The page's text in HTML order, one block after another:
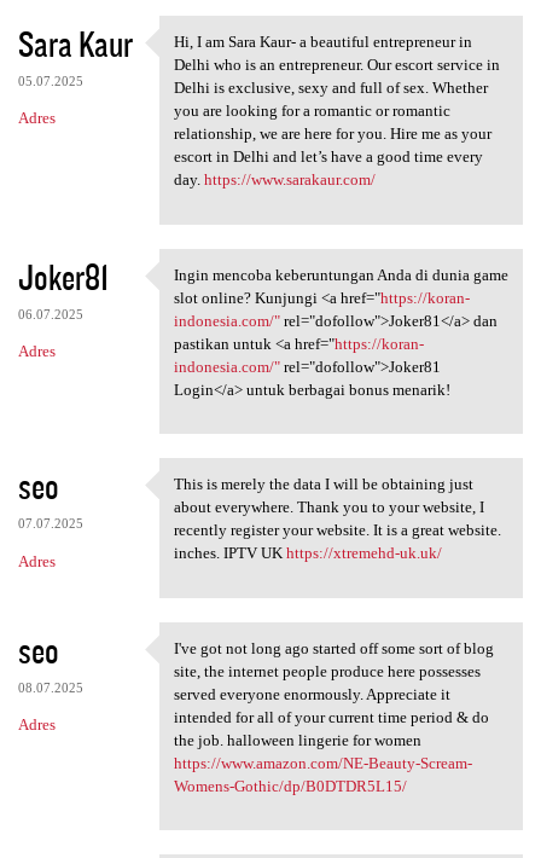
Sara Kaur
05.07.2025
Adres
Hi, I am Sara Kaur- a
Hi, I am Sara Kaur- a beautiful entrepreneur in
Delhi who is an entrepreneur. Our escort service in
Delhi is exclusive, sexy and full of sex. Whether
you are looking for a romantic or romantic
relationship, we are here for you. Hire me as your
escort in Delhi and let’s have a good time every
day. https://www.sarakaur.com/
Joker81
06.07.2025
Adres
Ingin mencoba keberuntungan
Ingin mencoba keberuntungan Anda di dunia game
slot online? Kunjungi <a href="https://koran-
indonesia.com/"rel="dofollow">Joker81</a> dan
pastikan untuk <a href="https://koran-
indonesia.com/"rel="dofollow">Joker81
Login</a> untuk berbagai bonus menarik!
seo
07.07.2025
Adres
This is merely the data I
This is merely the data I will be obtaining just
about everywhere. Thank you to your website, I
recently register your website. It is a great website.
inches. IPTV UK https://xtremehd-uk.uk/
seo
08.07.2025
Adres
I've got not long ago started
I've got not long ago started off some sort of blog
site, the internet people produce here possesses
served everyone enormously. Appreciate it
intended for all of your current time period & do
the job. halloween lingerie for women
https://www.amazon.com/NE-Beauty-Scream-
Womens-Gothic/dp/B0DTDR5L15/